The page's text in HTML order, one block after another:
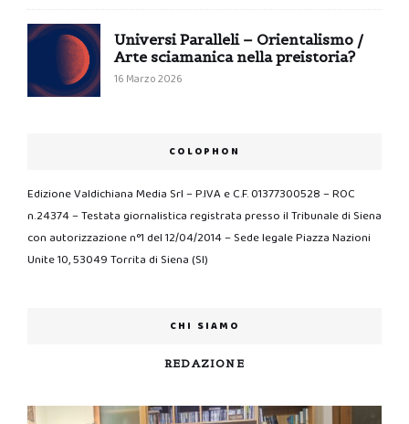
Universi Paralleli – Orientalismo /
Arte sciamanica nella preistoria?
16 Marzo 2026
COLOPHON
Edizione Valdichiana Media Srl – P.IVA e C.F. 01377300528 – ROC
n.24374 – Testata giornalistica registrata presso il Tribunale di Siena
con autorizzazione n°1 del 12/04/2014 – Sede legale Piazza Nazioni
Unite 10, 53049 Torrita di Siena (SI)
CHI SIAMO
REDAZIONE